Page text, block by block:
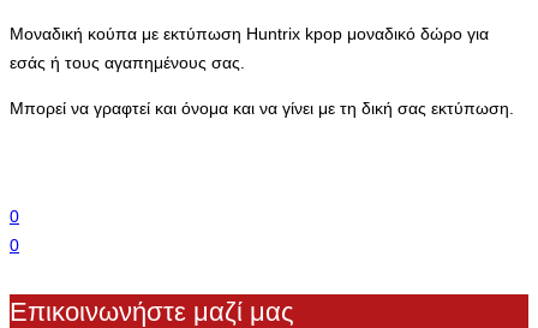
Μοναδική κούπα με εκτύπωση Huntrix kpop μοναδικό δώρο για
εσάς ή τους αγαπημένους σας.
Μπορεί να γραφτεί και όνομα και να γίνει με τη δική σας εκτύπωση.
0
0
Επικοινωνήστε μαζί μας